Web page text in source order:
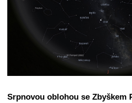
Srpnovou oblohou se Zbyškem